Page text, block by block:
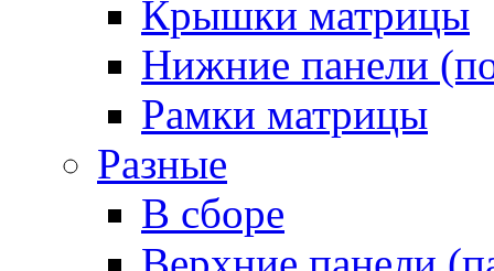
Крышки матрицы
Нижние панели
Рамки матрицы
Разные
В сборе